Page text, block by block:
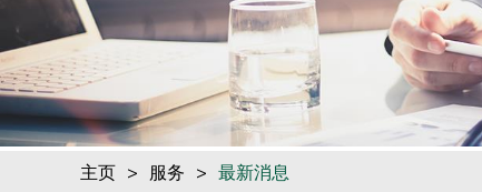
主页 > 服务 > 最新消息